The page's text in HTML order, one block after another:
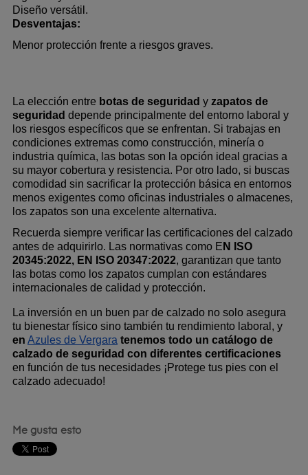
Diseño versátil.
Desventajas:
Menor protección frente a riesgos graves.
La elección entre botas de seguridad y zapatos de
seguridad depende principalmente del entorno laboral y
los riesgos específicos que se enfrentan. Si trabajas en
condiciones extremas como construcción, minería o
industria química, las botas son la opción ideal gracias a
su mayor cobertura y resistencia. Por otro lado, si buscas
comodidad sin sacrificar la protección básica en entornos
menos exigentes como oficinas industriales o almacenes,
los zapatos son una excelente alternativa.
Recuerda siempre verificar las certificaciones del calzado
antes de adquirirlo. Las normativas como E N ISO
20345:2022, EN ISO 20347:2022, garantizan que tanto
las botas como los zapatos cumplan con estándares
internacionales de calidad y protección.
La inversión en un buen par de calzado no solo asegura
en Azules de Vergara tenemos todo un catálogo de
calzado de seguridad con diferentes certificaciones
en función de tus necesidades ¡Protege tus pies con el
calzado adecuado!
Me gusta esto